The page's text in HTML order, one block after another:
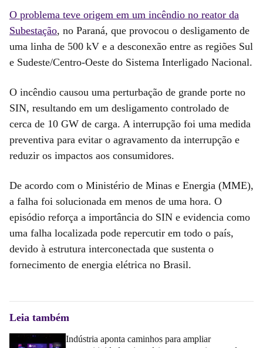
O problema teve origem em um incêndio no reator da
Subestação, no Paraná, que provocou o desligamento de
uma linha de 500 kV e a desconexão entre as regiões Sul
e Sudeste/Centro-Oeste do Sistema Interligado Nacional.
O incêndio causou uma perturbação de grande porte no
SIN, resultando em um desligamento controlado de
cerca de 10 GW de carga. A interrupção foi uma medida
preventiva para evitar o agravamento da interrupção e
reduzir os impactos aos consumidores.
De acordo com o Ministério de Minas e Energia (MME),
a falha foi solucionada em menos de uma hora. O
episódio reforça a importância do SIN e evidencia como
uma falha localizada pode repercutir em todo o país,
devido à estrutura interconectada que sustenta o
fornecimento de energia elétrica no Brasil.
Leia também
Indústria aponta caminhos para ampliar